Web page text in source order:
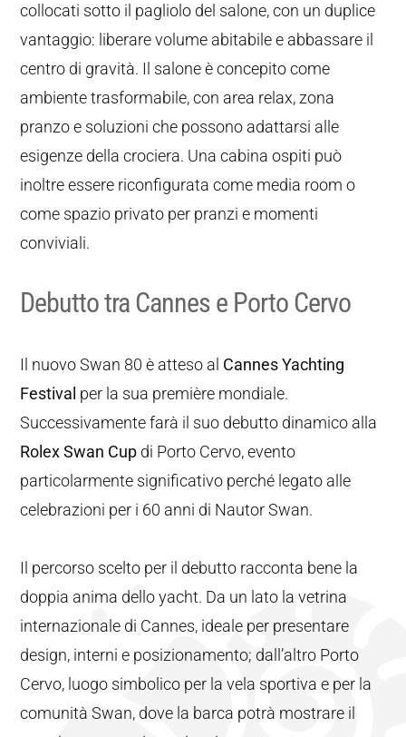
collocati sotto il pagliolo del salone, con un duplice
vantaggio: liberare volume abitabile e abbassare il
centro di gravità. Il salone è concepito come
ambiente trasformabile, con area relax, zona
pranzo e soluzioni che possono adattarsi alle
esigenze della crociera. Una cabina ospiti può
inoltre essere riconfigurata come media room o
come spazio privato per pranzi e momenti
conviviali.
Debutto tra Cannes e Porto Cervo
Il nuovo Swan 80 è atteso al Cannes Yachting
Festival per la sua première mondiale.
Successivamente farà il suo debutto dinamico alla
Rolex Swan Cup di Porto Cervo, evento
particolarmente significativo perché legato alle
celebrazioni per i 60 anni di Nautor Swan.
Il percorso scelto per il debutto racconta bene la
doppia anima dello yacht. Da un lato la vetrina
internazionale di Cannes, ideale per presentare
design, interni e posizionamento; dall’altro Porto
Cervo, luogo simbolico per la vela sportiva e per la
comunità Swan, dove la barca potrà mostrare il